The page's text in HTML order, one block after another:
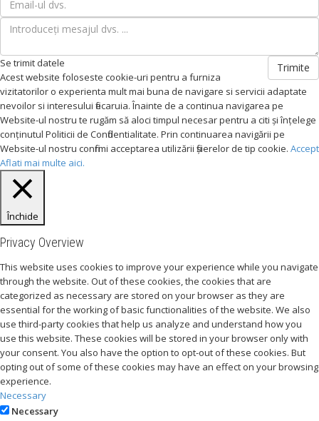
Trimite
Se trimit datele
Acest website foloseste cookie-uri pentru a furniza
vizitatorilor o experienta mult mai buna de navigare si servicii adaptate
nevoilor si interesului fiecaruia. Înainte de a continua navigarea pe
Website-ul nostru te rugăm să aloci timpul necesar pentru a citi și înțelege
conținutul Politicii de Confidentialitate. Prin continuarea navigării pe
Website-ul nostru confirmi acceptarea utilizării fişierelor de tip cookie. Accept
Aflati mai multe aici.
Închide
Privacy Overview
This website uses cookies to improve your experience while you navigate
through the website. Out of these cookies, the cookies that are
categorized as necessary are stored on your browser as they are
essential for the working of basic functionalities of the website. We also
use third-party cookies that help us analyze and understand how you
use this website. These cookies will be stored in your browser only with
your consent. You also have the option to opt-out of these cookies. But
opting out of some of these cookies may have an effect on your browsing
experience.
Necessary
Necessary